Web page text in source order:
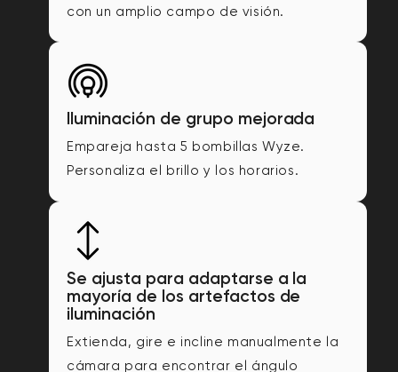
con un amplio campo de visión.
Iluminación de grupo mejorada
Empareja hasta 5 bombillas Wyze.
Personaliza el brillo y los horarios.
Se ajusta para adaptarse a la
mayoría de los artefactos de
iluminación
Extienda, gire e incline manualmente la
cámara para encontrar el ángulo